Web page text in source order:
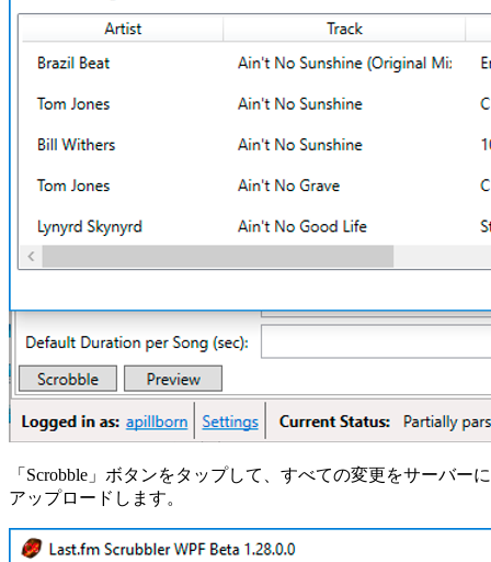
「Scrobble」ボタンをタップして、すべての変更をサーバーに
アップロードします。